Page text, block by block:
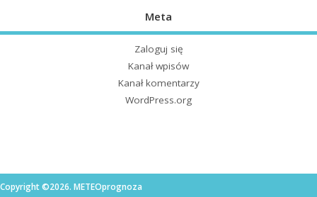
Meta
Zaloguj się
Kanał wpisów
Kanał komentarzy
WordPress.org
Copyright ©2026. METEOprognoza